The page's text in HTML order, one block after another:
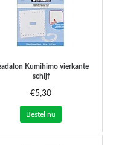
Kumihimo vierkante
schijf
€5,30
Bestel nu